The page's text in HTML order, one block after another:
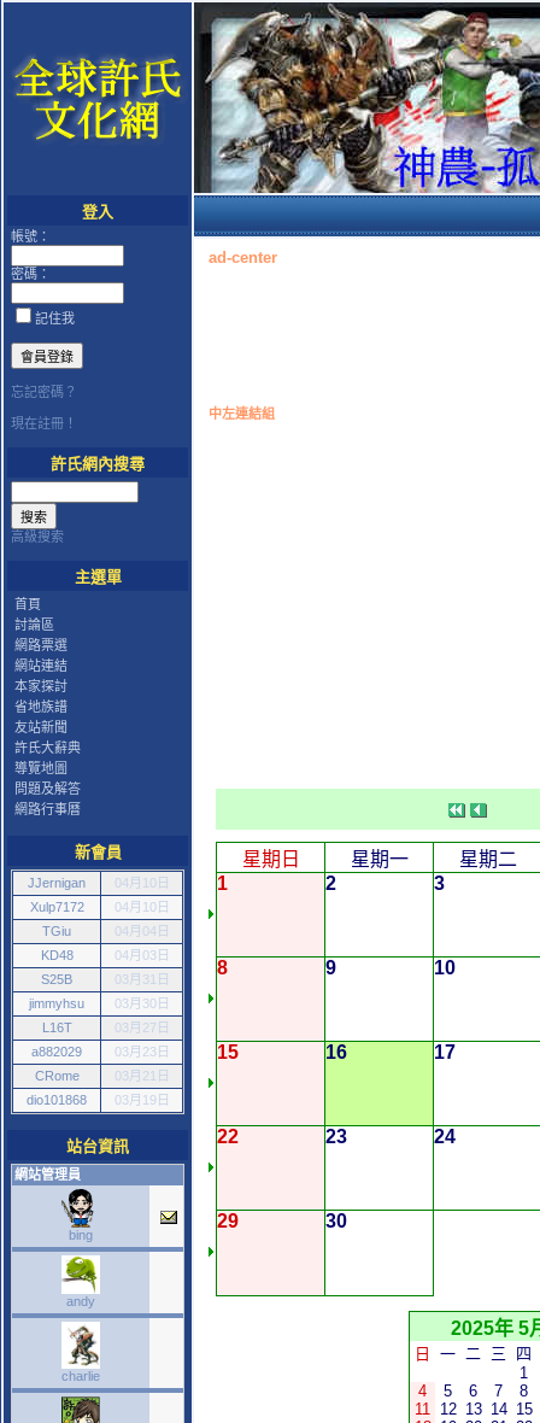
登入
帳號：
密碼：
記住我
忘記密碼？
現在註冊！
許氏網內搜尋
高級搜索
主選單
首頁
討論區
網路票選
網站連結
本家探討
省地族譜
友站新聞
許氏大辭典
導覽地圖
問題及解答
網路行事曆
新會員
JJernigan
04月10日
Xulp7172
04月10日
TGiu
04月04日
KD48
04月03日
S25B
03月31日
jimmyhsu
03月30日
L16T
03月27日
a882029
03月23日
CRome
03月21日
dio101868
03月19日
站台資訊
網站管理員
bing
andy
charlie
ad-center
中左連結組
星期日 星期一
星期二
1
2 3
8 9 10
15 16 17
22 23 24
29 30
2025年 5
日 一 二 三
四
1
4
5 6 7
8
11 12 13 14 15